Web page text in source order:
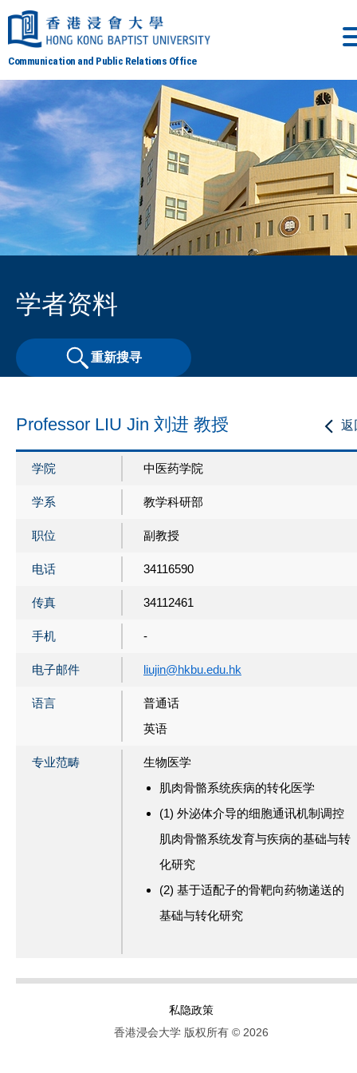
Communication and Public Relations Office
学者资料
重新搜寻
返
Professor LIU Jin 刘进 教授
学院 中医药学院
学系 教学科研部
职位 副教授
电话 34116590
传真 34112461
手机 -
电子邮件 liujin@hkbu.edu.hk
语言
普通话
英语
专业范畴
生物医学
肌肉骨骼系统疾病的转化医学
(1) 外泌体介导的细胞通讯机制调控
肌肉骨骼系统发育与疾病的基础与转
化研究
(2) 基于适配子的骨靶向药物递送的
基础与转化研究
私隐政策
香港浸会大学 版权所有 © 2026